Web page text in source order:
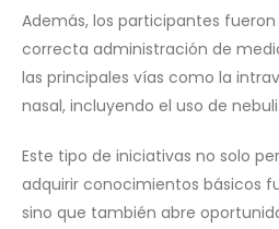
Además, los participantes
correcta administración de
las principales vías como la
nasal, incluyendo el uso de
Este tipo de iniciativas no solo
adquirir conocimientos básicos
sino que también abre